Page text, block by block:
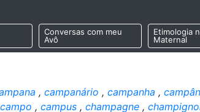
Conversas com meu
Avô
Etimologia
Maternal
, campanário , campanha ,
campo , campus , champagne ,